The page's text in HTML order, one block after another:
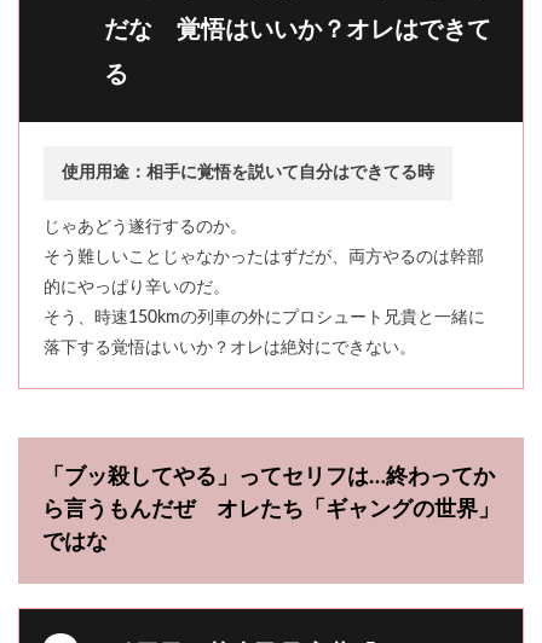
だな 覚悟はいいか？オレはできて
る
使用用途：相手に覚悟を説いて自分はできてる時
じゃあどう遂行するのか。
そう難しいことじゃなかったはずだが、両方やるのは幹部
的にやっぱり辛いのだ。
そう、時速150kmの列車の外にプロシュート兄貴と一緒に
落下する覚悟はいいか？オレは絶対にできない。
「ブッ殺してやる」ってセリフは…終わってか
ら言うもんだぜ オレたち「ギャングの世界」
ではな